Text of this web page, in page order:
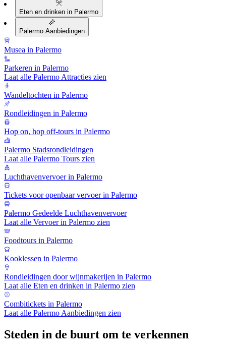
Eten en drinken in Palermo
Palermo Aanbiedingen
Musea in Palermo
Parkeren in Palermo
Laat alle Palermo Attracties zien
Wandeltochten in Palermo
Rondleidingen in Palermo
Hop on, hop off-tours in Palermo
Palermo Stadsrondleidingen
Laat alle Palermo Tours zien
Luchthavenvervoer in Palermo
Tickets voor openbaar vervoer in Palermo
Palermo Gedeelde Luchthavenvervoer
Laat alle Vervoer in Palermo zien
Foodtours in Palermo
Kooklessen in Palermo
Rondleidingen door wijnmakerijen in Palermo
Laat alle Eten en drinken in Palermo zien
Combitickets in Palermo
Laat alle Palermo Aanbiedingen zien
Steden in de buurt om te verkennen